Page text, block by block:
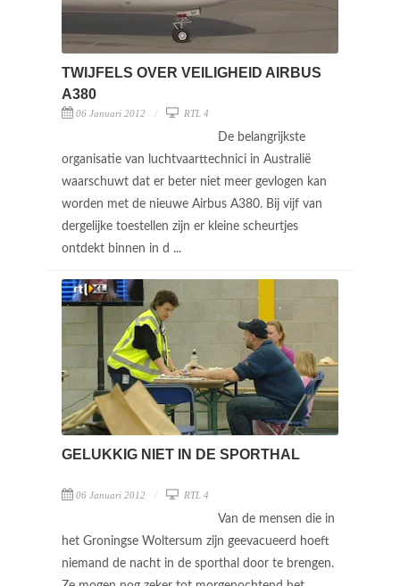
TWIJFELS OVER VEILIGHEID AIRBUS
A380
06 Januari 2012 RTL 4
De belangrijkste
organisatie van luchtvaarttechnici in Australië
waarschuwt dat er beter niet meer gevlogen kan
worden met de nieuwe Airbus A380. Bij vijf van
dergelijke toestellen zijn er kleine scheurtjes
ontdekt binnen in d ...
GELUKKIG NIET IN DE SPORTHAL
06 Januari 2012 RTL 4
Van de mensen die in
het Groningse Woltersum zijn geevacueerd hoeft
niemand de nacht in de sporthal door te brengen.